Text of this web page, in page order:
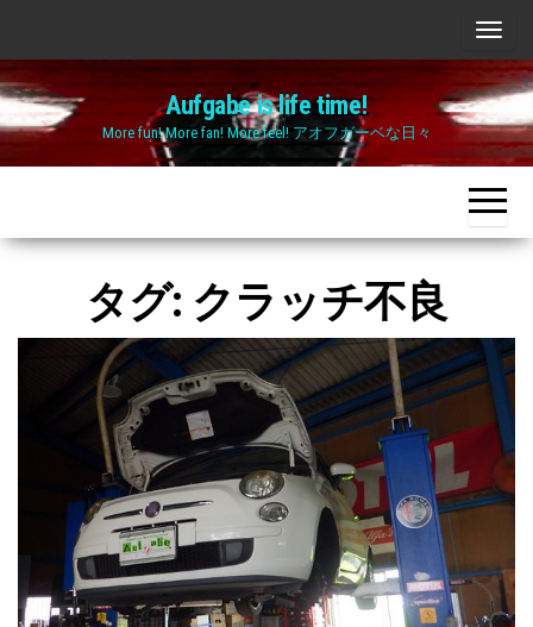
the
content
ナ
ビ
ゲ
ー
シ
ョ
ン
替
え
Aufgabe is life time!
More fun! More fan! More feel! アオフガーベな日々
タグ: クラッチ不良